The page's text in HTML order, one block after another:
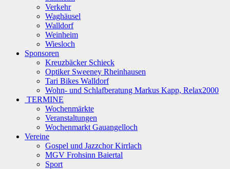
Verkehr
Waghäusel
Walldorf
Weinheim
Wiesloch
Sponsoren
Kreuzbäcker Schieck
Optiker Sweeney Rheinhausen
Tari Bikes Walldorf
Wohn- und Schlafberatung Markus Kapp, Relax2000
TERMINE
Wochenmärkte
Veranstaltungen
Wochenmarkt Gauangelloch
Vereine
Gospel und Jazzchor Kirrlach
MGV Frohsinn Baiertal
Sport